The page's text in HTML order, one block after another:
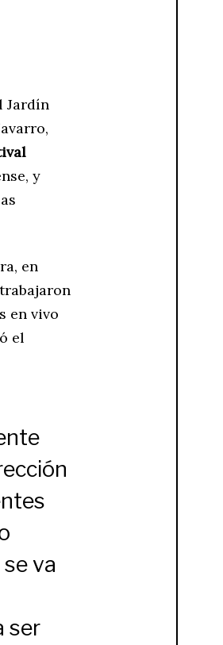
Jardín
y
en
en vivo
el
va
ser